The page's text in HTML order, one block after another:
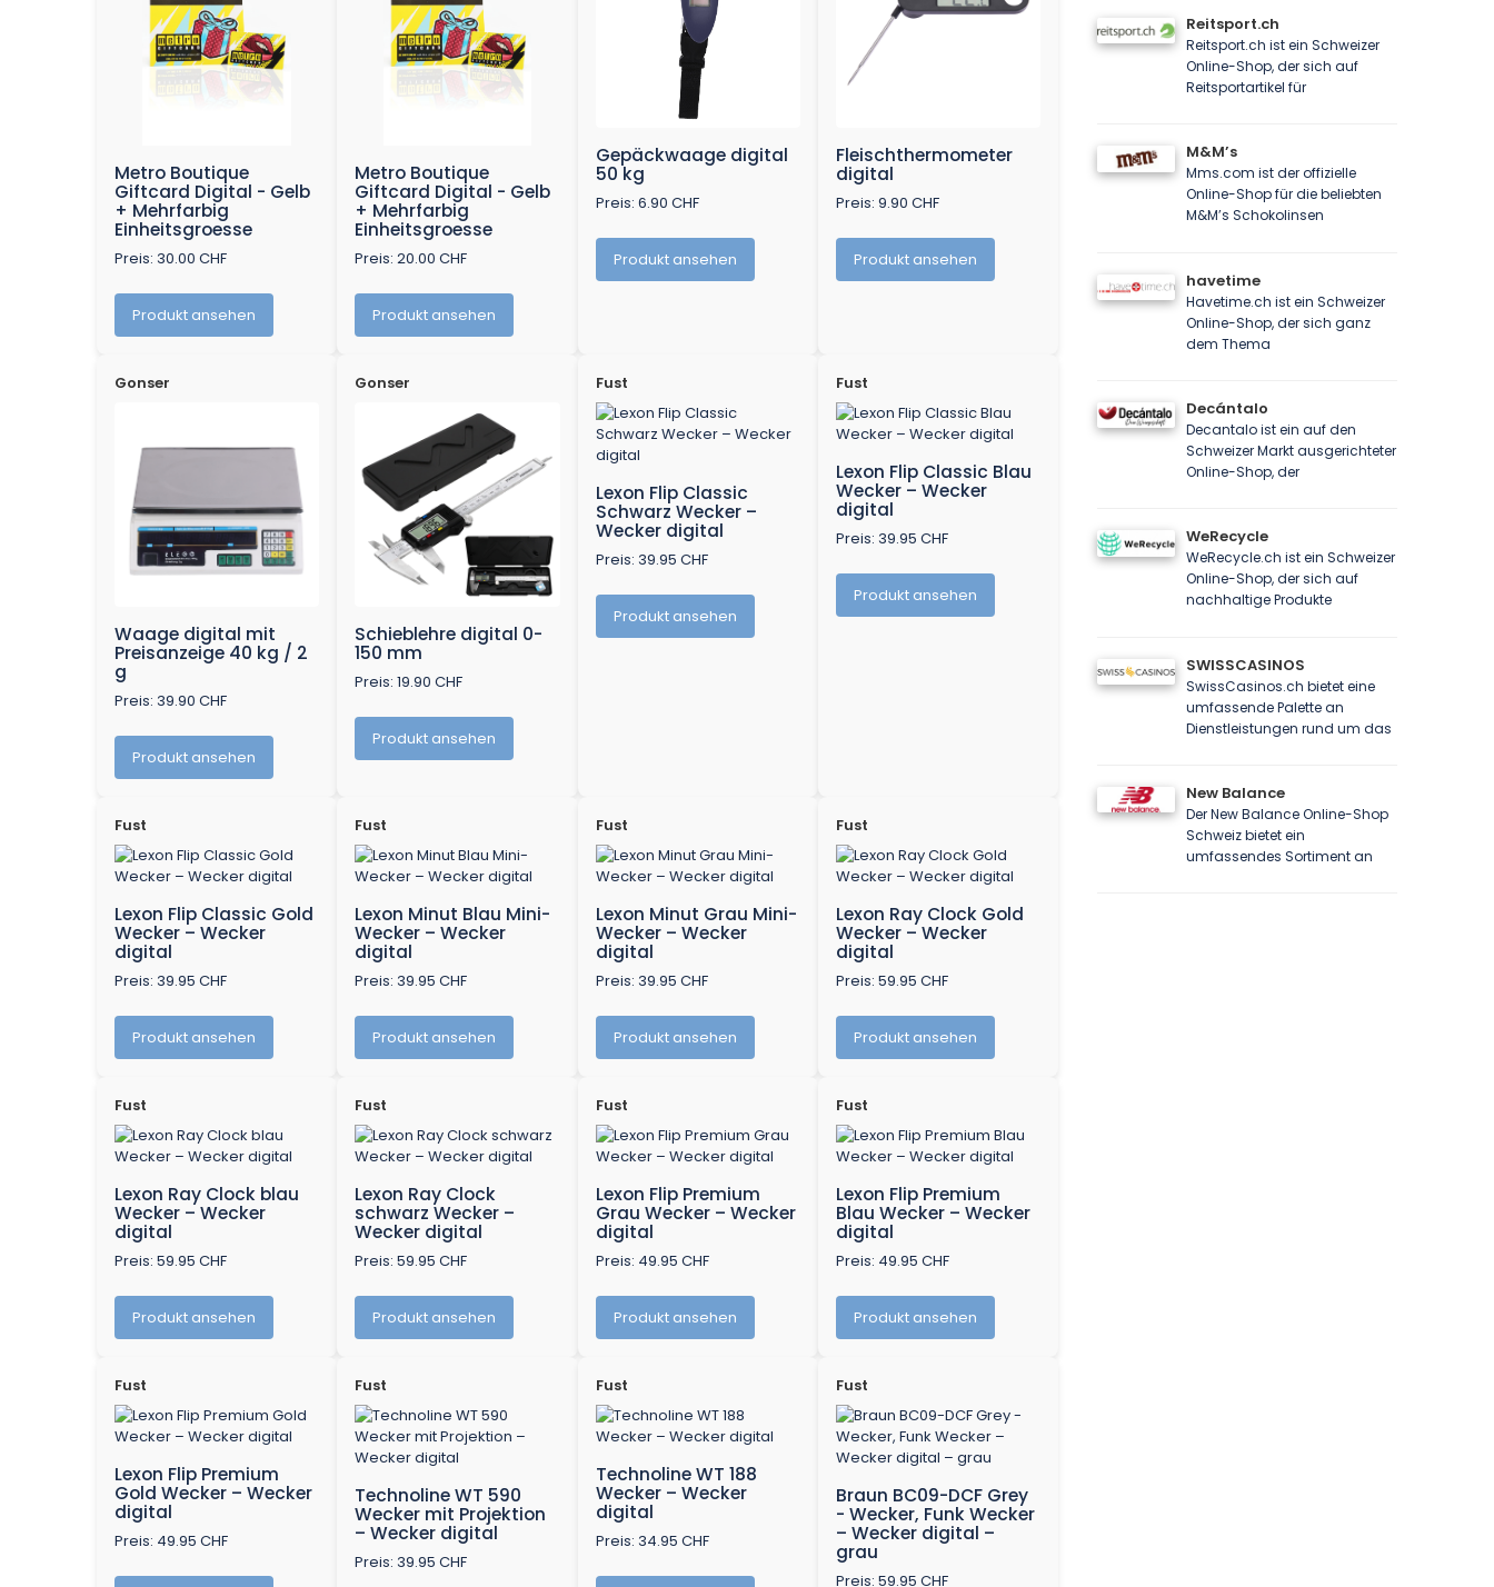
Metro Boutique
Giftcard Digital - Gelb
+ Mehrfarbig
Einheitsgroesse
Preis: 30.00 CHF
Produkt ansehen
Metro Boutique
Giftcard Digital - Gelb
+ Mehrfarbig
Einheitsgroesse
Preis: 20.00 CHF
Produkt ansehen
Gepäckwaage digital
50 kg
Preis: 6.90 CHF
Produkt ansehen
Fleischthermometer
digital
Preis: 9.90 CHF
Produkt ansehen
Gonser
Waage digital mit
Preisanzeige 40 kg / 2
g
Preis: 39.90 CHF
Produkt ansehen
Gonser
Schieblehre digital 0-
150 mm
Preis: 19.90 CHF
Produkt ansehen
Fust
Lexon Flip Classic
Schwarz Wecker –
Wecker digital
Preis: 39.95 CHF
Produkt ansehen
Fust
Lexon Flip Classic Blau
Wecker – Wecker
digital
Preis: 39.95 CHF
Produkt ansehen
Fust
Lexon Flip Classic Gold
Wecker – Wecker
digital
Preis: 39.95 CHF
Produkt ansehen
Fust
Lexon Minut Blau Mini-
Wecker – Wecker
digital
Preis: 39.95 CHF
Produkt ansehen
Fust
Lexon Minut Grau Mini-
Wecker – Wecker
digital
Preis: 39.95 CHF
Produkt ansehen
Fust
Lexon Ray Clock Gold
Wecker – Wecker
digital
Preis: 59.95 CHF
Produkt ansehen
Fust
Lexon Ray Clock blau
Wecker – Wecker
digital
Preis: 59.95 CHF
Produkt ansehen
Fust
Lexon Ray Clock
schwarz Wecker –
Wecker digital
Preis: 59.95 CHF
Produkt ansehen
Fust
Lexon Flip Premium
Grau Wecker – Wecker
digital
Preis: 49.95 CHF
Produkt ansehen
Fust
Lexon Flip Premium
Blau Wecker – Wecker
digital
Preis: 49.95 CHF
Produkt ansehen
Fust
Lexon Flip Premium
Gold Wecker – Wecker
digital
Preis: 49.95 CHF
Fust
Technoline WT 590
Wecker mit Projektion
– Wecker digital
Preis: 39.95 CHF
Fust
Technoline WT 188
Wecker – Wecker
digital
Preis: 34.95 CHF
Fust
Braun BC09-DCF Grey
- Wecker, Funk Wecker
– Wecker digital –
grau
Preis: 59.95 CHF
Reitsport.ch
Reitsport.ch ist ein Schweizer
Online-Shop, der sich auf
Reitsportartikel für
M&M’s
Mms.com ist der offizielle
Online-Shop für die beliebten
M&M’s Schokolinsen
havetime
Havetime.ch ist ein Schweizer
Online-Shop, der sich ganz
dem Thema
Decántalo
Decantalo ist ein auf den
Schweizer Markt ausgerichteter
Online-Shop, der
WeRecycle
WeRecycle.ch ist ein Schweizer
Online-Shop, der sich auf
nachhaltige Produkte
SWISSCASINOS
SwissCasinos.ch bietet eine
umfassende Palette an
Dienstleistungen rund um das
New Balance
Der New Balance Online-Shop
Schweiz bietet ein
umfassendes Sortiment an